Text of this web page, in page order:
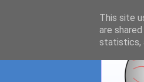
This site
are
statistics,